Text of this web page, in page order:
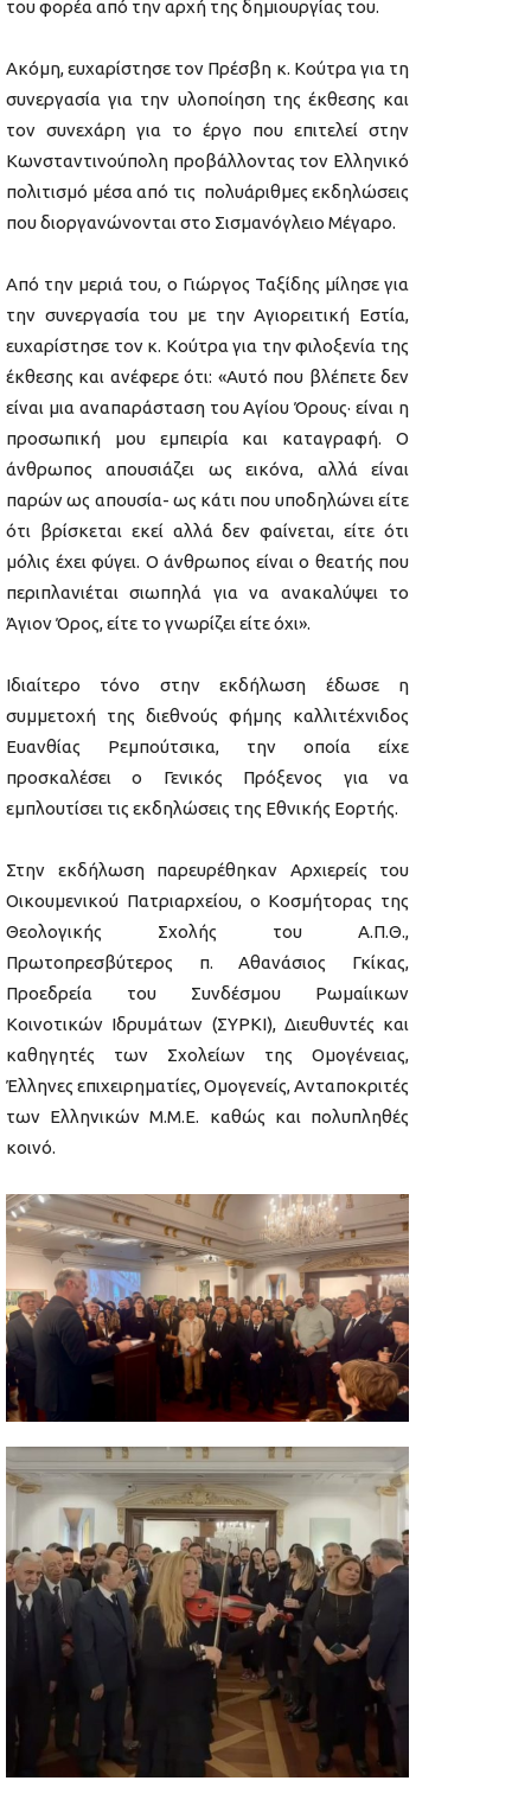
του φορέα από την αρχή της δημιουργίας του.
Ακόμη, ευχαρίστησε τον Πρέσβη κ. Κούτρα για τη
συνεργασία για την υλοποίηση της έκθεσης και
τον συνεχάρη για το έργο που επιτελεί στην
Κωνσταντινούπολη προβάλλοντας τον Ελληνικό
πολιτισμό μέσα από τις πολυάριθμες εκδηλώσεις
που διοργανώνονται στο Σισμανόγλειο Μέγαρο.
Από την μεριά του, ο Γιώργος Ταξίδης μίλησε για
την συνεργασία του με την Αγιορειτική Εστία,
ευχαρίστησε τον κ. Κούτρα για την φιλοξενία της
έκθεσης και ανέφερε ότι: «Αυτό που βλέπετε δεν
είναι μια αναπαράσταση του Αγίου Όρους· είναι η
προσωπική μου εμπειρία και καταγραφή. Ο
άνθρωπος απουσιάζει ως εικόνα, αλλά είναι
παρών ως απουσία- ως κάτι που υποδηλώνει είτε
ότι βρίσκεται εκεί αλλά δεν φαίνεται, είτε ότι
μόλις έχει φύγει. Ο άνθρωπος είναι ο θεατής που
περιπλανιέται σιωπηλά για να ανακαλύψει το
Άγιον Όρος, είτε το γνωρίζει είτε όχι».
Ιδιαίτερο τόνο στην εκδήλωση έδωσε η
συμμετοχή της διεθνούς φήμης καλλιτέχνιδος
Ευανθίας Ρεμπούτσικα, την οποία είχε
προσκαλέσει ο Γενικός Πρόξενος για να
εμπλουτίσει τις εκδηλώσεις της Εθνικής Εορτής.
Στην εκδήλωση παρευρέθηκαν Αρχιερείς του
Οικουμενικού Πατριαρχείου, ο Κοσμήτορας της
Θεολογικής Σχολής του Α.Π.Θ.,
Πρωτοπρεσβύτερος π. Αθανάσιος Γκίκας,
Προεδρεία του Συνδέσμου Ρωμαίικων
Κοινοτικών Ιδρυμάτων (ΣΥΡΚΙ), Διευθυντές και
καθηγητές των Σχολείων της Ομογένειας,
Έλληνες επιχειρηματίες, Ομογενείς, Ανταποκριτές
των Ελληνικών Μ.Μ.Ε. καθώς και πολυπληθές
κοινό.